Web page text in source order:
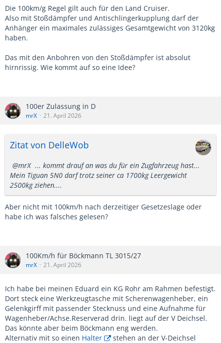
Die 100km/g Regel gilt auch für den Land Cruiser.
Also mit Stoßdämpfer und Antischlingerkupplung darf der
Anhänger ein maximales zulässiges Gesamtgewicht von 3120kg
haben.
Das mit den Anbohren von den Stoßdämpfer ist absolut
hirnrissig. Wie kommt auf so eine Idee?
100er Zulassung in D
mrX 21. April 2026
Zitat von DelleWob
mrX ... kommt drauf an was du für ein Zugfahrzeug hast...
Mein Tiguan 5N0 darf trotz seiner ca 1700kg Leergewicht
2500kg ziehen....
Aber nicht mit 100km/h nach derzeitiger Gesetzeslage oder
habe ich was falsches gelesen?
100Km/h für Böckmann TL 3015/27
mrX 21. April 2026
Ich habe bei meinen Eduard ein KG Rohr am Rahmen befestigt.
Dort steck eine Werkzeugtasche mit Scherenwagenheber, ein
Gelenkgirff mit passender Stecknuss und eine Aufnahme für
Wagenheber/Achse.Reserverad drin. liegt auf der V Deichsel.
Das könnte aber beim Böckmann eng werden.
Alternativ mit so einen Halter
stehen an der V-Deichsel